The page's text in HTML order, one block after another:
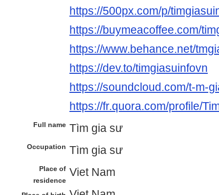
https://500px.com/p/
https://buymeacoffee.com/
https://www.behance.net/
https://dev.to/timgiasuinfovn
https://soundcloud.com/t-m-
https://fr.quora.com/profile/
Full name Tìm gia sư
Occupation Tìm gia sư
Place of
residence
Viet Nam